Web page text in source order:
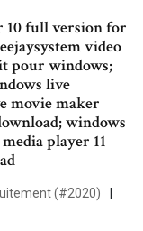
10 full version for
video
pour windows;
live
movie maker
windows
player 11
(#2020)